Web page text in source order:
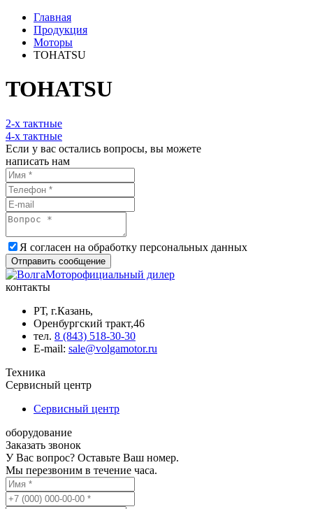
Главная
Продукция
Моторы
TOHATSU
TOHATSU
2-x тактные
4-x тактные
Если у вас остались вопросы, вы можете
написать нам
Я согласен на обработку персональных данных
Отправить сообщение
официальный дилер
контакты
РТ, г.Казань,
Оренбургский тракт,46
тел. 8 (843) 518-30-30
Е-mail: sale@volgamotor.ru
Техника
Сервисный центр
Сервисный центр
оборудование
Заказать звонок
У Вас вопрос? Оставьте Ваш номер.
Мы перезвоним в течение часа.